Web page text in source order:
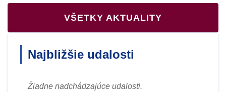
VŠETKY AKTUALITY
Najbližšie udalosti
Žiadne nadchádzajúce udalosti.